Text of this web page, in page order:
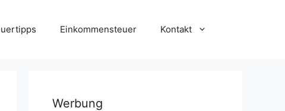
Einkommensteuer Kontakt
Werbung